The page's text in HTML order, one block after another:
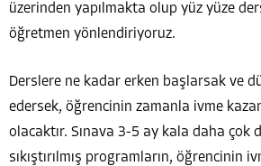
üzerinden yapılmakta olup yüz yüze
öğretmen yönlendiriyoruz.
Derslere ne kadar erken başlarsak ve
edersek, öğrencinin zamanla ivme
olacaktır. Sınava 3-5 ay kala daha çok
sıkıştırılmış programların, öğrencinin